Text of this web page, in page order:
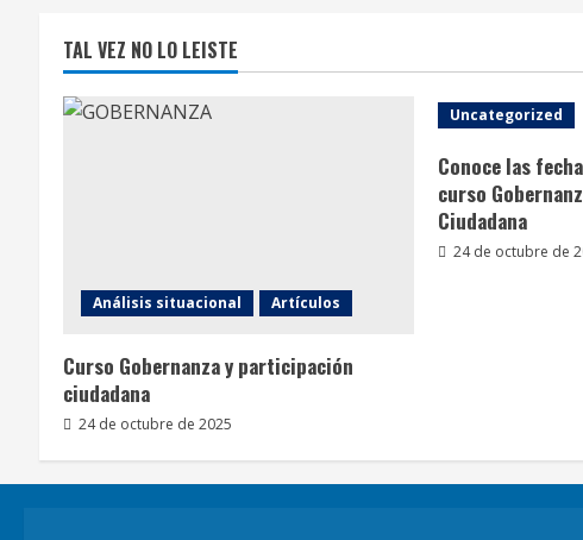
TAL VEZ NO LO LEISTE
Análisis situacional Artículos
Curso Gobernanza y participación
ciudadana
24 de octubre de 2025
Uncategorized
Conoce las
curso
Ciudadana
24 de octubre de